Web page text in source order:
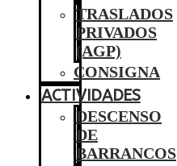
TRASLADOS
PRIVADOS
(AGP)
CONSIGNA
ACTIVIDADES
DESCENSO
DE
BARRANCOS